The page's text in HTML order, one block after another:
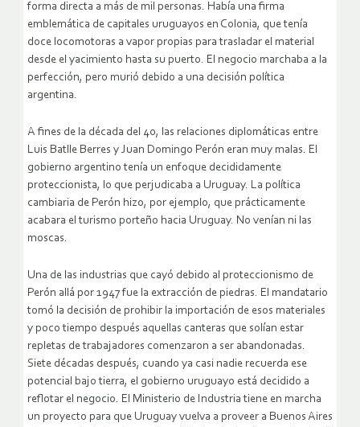
forma directa a más de mil personas. Había una firma
emblemática de capitales uruguayos en Colonia, que tenía
doce locomotoras a vapor propias para trasladar el material
desde el yacimiento hasta su puerto. El negocio marchaba a la
perfección, pero murió debido a una decisión política
argentina.
A fines de la década del 40, las relaciones diplomáticas entre
Luis Batlle Berres y Juan Domingo Perón eran muy malas. El
gobierno argentino tenía un enfoque decididamente
proteccionista, lo que perjudicaba a Uruguay. La política
cambiaria de Perón hizo, por ejemplo, que prácticamente
acabara el turismo porteño hacia Uruguay. No venían ni las
moscas.
Una de las industrias que cayó debido al proteccionismo de
Perón allá por 1947 fue la extracción de piedras. El mandatario
tomó la decisión de prohibir la importación de esos materiales
y poco tiempo después aquellas canteras que solían estar
repletas de trabajadores comenzaron a ser abandonadas.
Siete décadas después, cuando ya casi nadie recuerda ese
potencial bajo tierra, el gobierno uruguayo está decidido a
reflotar el negocio. El Ministerio de Industria tiene en marcha
un proyecto para que Uruguay vuelva a proveer a Buenos Aires